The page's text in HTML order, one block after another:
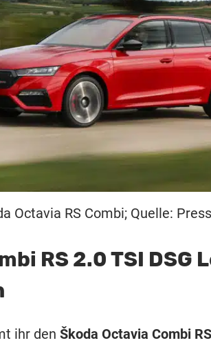
Octavia RS Combi; Quelle:
RS 2.0 TSI DSG
ihr den Škoda Octavia Combi